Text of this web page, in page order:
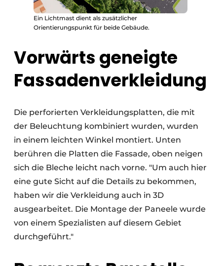
Ein Lichtmast dient als zusätzlicher
Orientierungspunkt für beide Gebäude.
Vorwärts geneigte
Fassadenverkleidung
Die perforierten Verkleidungsplatten, die mit
der Beleuchtung kombiniert wurden, wurden
in einem leichten Winkel montiert. Unten
berühren die Platten die Fassade, oben neigen
sich die Bleche leicht nach vorne. "Um auch hier
eine gute Sicht auf die Details zu bekommen,
haben wir die Verkleidung auch in 3D
ausgearbeitet. Die Montage der Paneele wurde
von einem Spezialisten auf diesem Gebiet
durchgeführt."